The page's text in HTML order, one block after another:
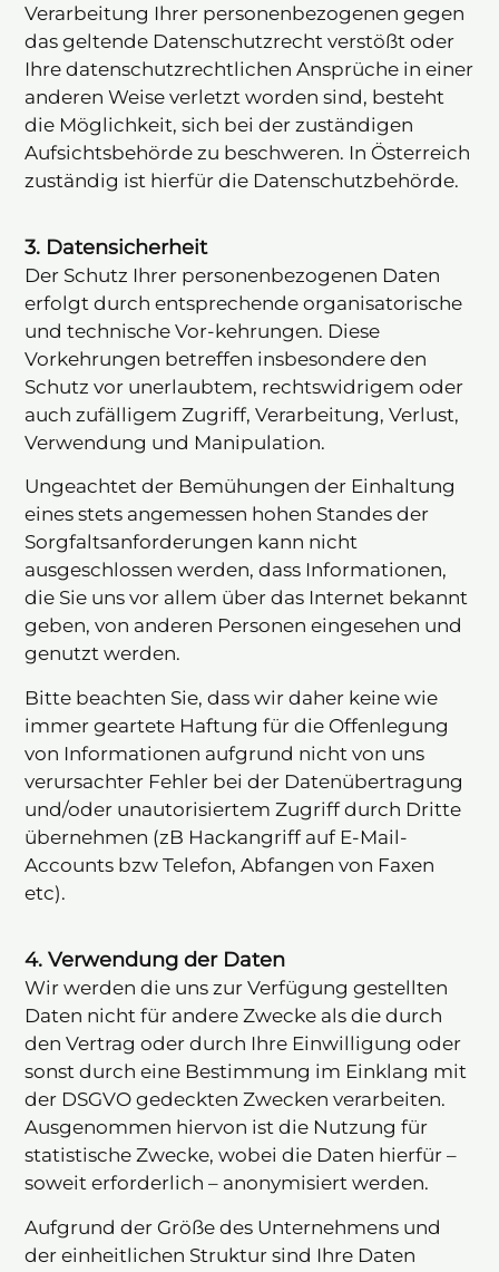
Verarbeitung Ihrer personenbezogenen gegen
das geltende Datenschutzrecht verstößt oder
Ihre datenschutzrechtlichen Ansprüche in einer
anderen Weise verletzt worden sind, besteht
die Möglichkeit, sich bei der zuständigen
Aufsichtsbehörde zu beschweren. In Österreich
zuständig ist hierfür die Datenschutzbehörde.
3. Datensicherheit
Der Schutz Ihrer personenbezogenen Daten
erfolgt durch entsprechende organisatorische
und technische Vor-kehrungen. Diese
Vorkehrungen betreffen insbesondere den
Schutz vor unerlaubtem, rechtswidrigem oder
auch zufälligem Zugriff, Verarbeitung, Verlust,
Verwendung und Manipulation.
Ungeachtet der Bemühungen der Einhaltung
eines stets angemessen hohen Standes der
Sorgfaltsanforderungen kann nicht
ausgeschlossen werden, dass Informationen,
die Sie uns vor allem über das Internet bekannt
geben, von anderen Personen eingesehen und
genutzt werden.
Bitte beachten Sie, dass wir daher keine wie
immer geartete Haftung für die Offenlegung
von Informationen aufgrund nicht von uns
verursachter Fehler bei der Datenübertragung
und/oder unautorisiertem Zugriff durch Dritte
übernehmen (zB Hackangriff auf E-Mail-
Accounts bzw Telefon, Abfangen von Faxen
etc).
4. Verwendung der Daten
Wir werden die uns zur Verfügung gestellten
Daten nicht für andere Zwecke als die durch
den Vertrag oder durch Ihre Einwilligung oder
sonst durch eine Bestimmung im Einklang mit
der DSGVO gedeckten Zwecken verarbeiten.
Ausgenommen hiervon ist die Nutzung für
statistische Zwecke, wobei die Daten hierfür –
soweit erforderlich – anonymisiert werden.
Aufgrund der Größe des Unternehmens und
der einheitlichen Struktur sind Ihre Daten